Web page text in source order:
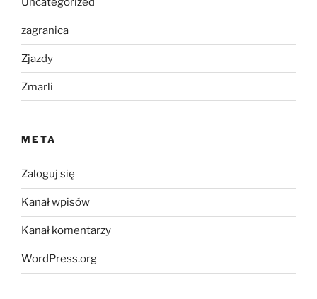
zagranica
Zjazdy
Zmarli
META
Zaloguj się
Kanał wpisów
Kanał komentarzy
WordPress.org